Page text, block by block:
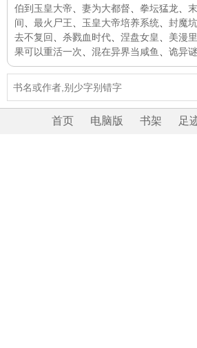
伯到玉皇大帝
妻为大都督 拳坛猛龙
间
最火尸王 玉皇大帝培养系统 封魔坑
去不复回
杀戮血时代 涅盘女皇 美漫
果可以重活一次
混在异界当咸鱼 诡异
首页 电脑版 书架 足